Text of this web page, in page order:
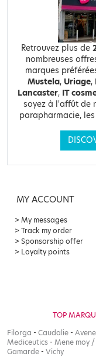
Retrouvez plus de
nombreuses
marques
Mustela, Uriage,
Lancaster, IT
soyez à l'affût de
parapharmacie,
MY ACCOUNT
My messages
Track my order
Sponsorship offer
Loyalty points
TOP
Filorga - Caudalie - Avene
Mediceutics - Mene moy
Gamarde - Vichy